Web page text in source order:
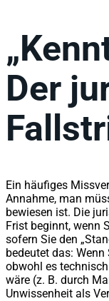
Der
Ein häufiges
Annahme, man
bewiesen ist. Die
Frist beginnt, wenn
sofern Sie den
bedeutet das:
obwohl es
wäre (z. B. durch
Unwissenheit als